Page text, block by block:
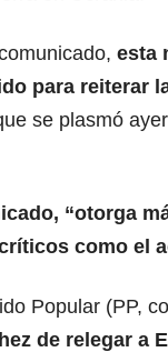
esta
para reiterar
se plasmó
“otorga
como el
Popular (PP,
de relegar a